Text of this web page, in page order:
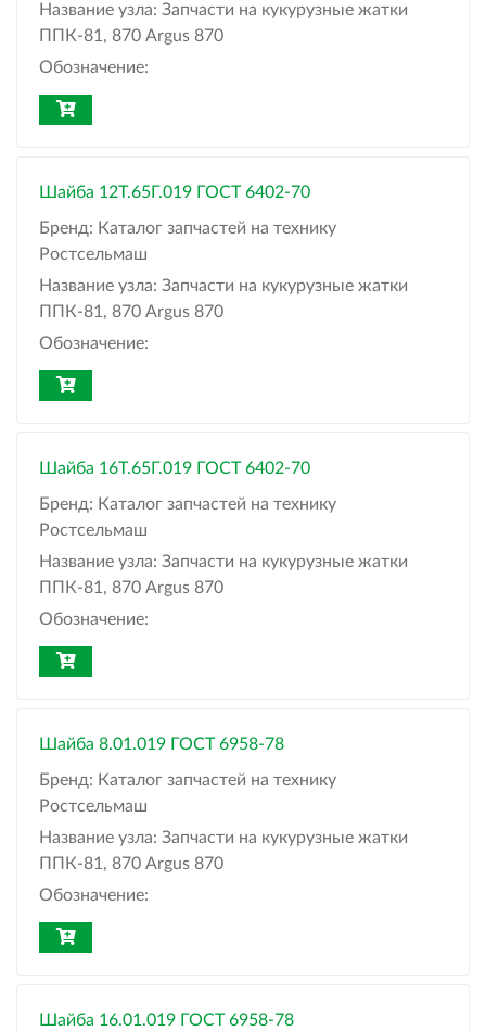
Название узла: Запчасти на кукурузные жатки
ППК-81, 870 Argus 870
Обозначение:
Шайба 12Т.65Г.019 ГОСТ 6402-70
Бренд: Каталог запчастей на технику
Ростсельмаш
Название узла: Запчасти на кукурузные жатки
ППК-81, 870 Argus 870
Обозначение:
Шайба 16Т.65Г.019 ГОСТ 6402-70
Бренд: Каталог запчастей на технику
Ростсельмаш
Название узла: Запчасти на кукурузные жатки
ППК-81, 870 Argus 870
Обозначение:
Шайба 8.01.019 ГОСТ 6958-78
Бренд: Каталог запчастей на технику
Ростсельмаш
Название узла: Запчасти на кукурузные жатки
ППК-81, 870 Argus 870
Обозначение:
Шайба 16.01.019 ГОСТ 6958-78